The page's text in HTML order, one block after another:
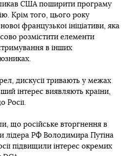
США поширити програму
Крім того, цього року
французької ініціативи, яка
розмістити елементи
в інших
дискусії тривають у межах
інтерес виявляють країни,
Росії.
що російське вторгнення в
лідера РФ Володимира Путіна
підвищили інтерес окремих